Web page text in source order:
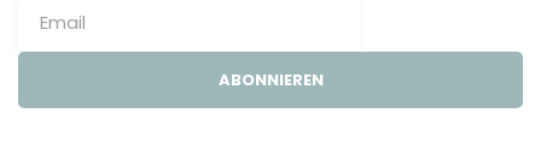
ABONNIEREN